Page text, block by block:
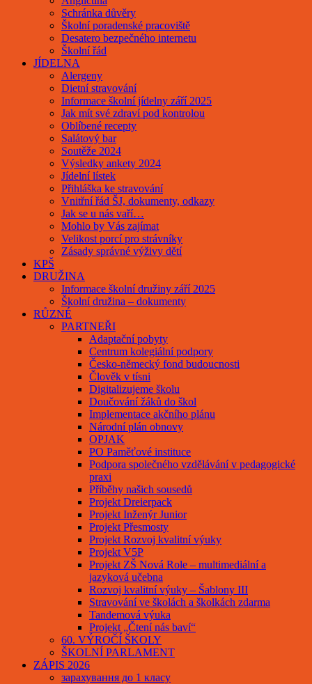
Schránka důvěry
Školní poradenské pracoviště
Desatero bezpečného internetu
Školní řád
JÍDELNA
Alergeny
Dietní stravování
Informace školní jídelny září 2025
Jak mít své zdraví pod kontrolou
Oblíbené recepty
Salátový bar
Soutěže 2024
Výsledky ankety 2024
Jídelní lístek
Přihláška ke stravování
Vnitřní řád ŠJ, dokumenty, odkazy
Jak se u nás vaří…
Mohlo by Vás zajímat
Velikost porcí pro strávníky
Zásady správné výživy dětí
KPŠ
DRUŽINA
Informace školní družiny září 2025
Školní družina – dokumenty
RŮZNÉ
PARTNEŘI
Adaptační pobyty
Centrum kolegiální podpory
Česko-německý fond budoucnosti
Člověk v tísni
Digitalizujeme školu
Doučování žáků do škol
Implementace akčního plánu
Národní plán obnovy
OPJAK
PO Paměťové instituce
Podpora společného vzdělávání v pedagogické
praxi
Příběhy našich sousedů
Projekt Dreierpack
Projekt Inženýr Junior
Projekt Přesmosty
Projekt Rozvoj kvalitní výuky
Projekt V5P
Projekt ZŠ Nová Role – multimediální a
jazyková učebna
Rozvoj kvalitní výuky – Šablony III
Stravování ve školách a školkách zdarma
Tandemová výuka
Projekt „Čtení nás baví“
60. VÝROČÍ ŠKOLY
ŠKOLNÍ PARLAMENT
ZÁPIS 2026
зарахування до 1 класу